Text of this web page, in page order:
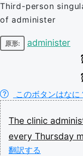
Third-person
of administer
原形: administer
このボタンはなに
The clinic
every Thursday
翻訳する